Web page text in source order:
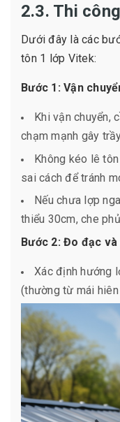
2.3. Thi
Dưới đây là các
tôn 1 lớp Vitek:
Bước 1: Vận
Khi vận chuyển,
chạm mạnh gây
Không kéo lê
sai cách để tránh
Nếu chưa lợp
thiểu 30cm, che
Bước 2: Đo đạc
Xác định hướng
(thường từ mái